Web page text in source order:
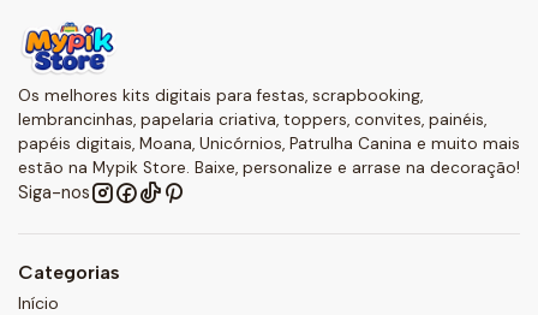
Os melhores kits digitais para festas, scrapbooking,
lembrancinhas, papelaria criativa, toppers, convites, painéis,
papéis digitais, Moana, Unicórnios, Patrulha Canina e muito mais
estão na Mypik Store. Baixe, personalize e arrase na decoração!
Siga-nos
Categorias
Início